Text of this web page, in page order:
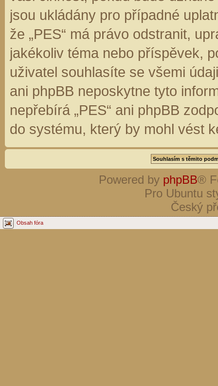
jsou ukládány pro případné
že „PES“ má právo odstranit,
jakékoliv téma nebo příspěvek,
uživatel souhlasíte se všemi
ani phpBB neposkytne tyto
nepřebírá „PES“ ani phpBB
do systému, který by mohl vést
Powered by phpBB®
Pro Ubuntu
Český
Obsah fóra